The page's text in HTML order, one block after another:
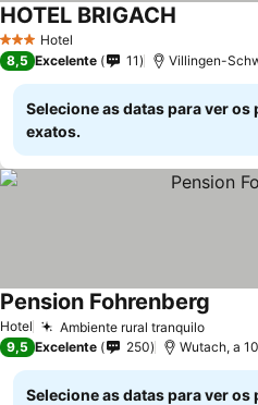
3 EstrelasHotel
HOTEL BRIGACH
8,5 Excelente 11 Villingen-
Selecione as datas para ver os
exatos.
Hotel Ambiente rural tranquiloVer
Pension Fohrenberg
9,5 Excelente 250 Wutach, a
Selecione as datas para ver os